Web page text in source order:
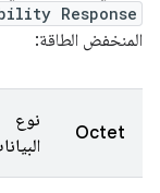
Response
المنخفض الطاقة:
Octet
نوع